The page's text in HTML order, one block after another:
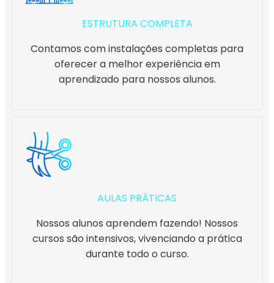
ESTRUTURA COMPLETA
Contamos com instalações completas para
oferecer a melhor experiência em
aprendizado para nossos alunos.
AULAS PRÁTICAS
Nossos alunos aprendem fazendo! Nossos
cursos são intensivos, vivenciando a prática
durante todo o curso.